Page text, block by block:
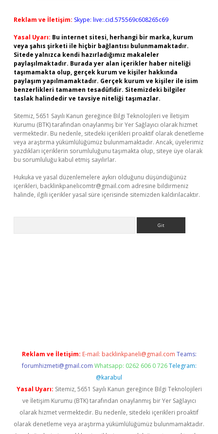
Reklam ve İletişim: Skype: live:.cid.575569c608265c69
Yasal Uyarı: Bu internet sitesi, herhangi bir marka, kurum
veya şahıs şirketi ile hiçbir bağlantısı bulunmamaktadır.
Sitede yalnızca kendi hazırladığımız makaleler
paylaşılmaktadır. Burada yer alan içerikler haber niteliği
taşımamakta olup, gerçek kurum ve kişiler hakkında
paylaşım yapılmamaktadır. Gerçek kurum ve kişiler ile isim
benzerlikleri tamamen tesadüfidir. Sitemizdeki bilgiler
taslak halindedir ve tavsiye niteliği taşımazlar.
Sitemiz, 5651 Sayılı Kanun gereğince Bilgi Teknolojileri ve İletişim
Kurumu (BTK) tarafından onaylanmış bir Yer Sağlayıcı olarak hizmet
vermektedir. Bu nedenle, sitedeki içerikleri proaktif olarak denetleme
veya araştırma yükümlülüğümüz bulunmamaktadır. Ancak, üyelerimiz
yazdıkları içeriklerin sorumluluğunu taşımakta olup, siteye üye olarak
bu sorumluluğu kabul etmiş sayılırlar.
Hukuka ve yasal düzenlemelere aykırı olduğunu düşündüğünüz
içerikleri, backlinkpanelicomtr@gmail.com adresine bildirmeniz
halinde, ilgili içerikler yasal süre içerisinde sitemizden kaldırılacaktır.
Reklam ve İletişim: E-mail: backlinkpaneli@gmail.com Teams:
forumhizmeti@gmail.com Whatsapp: 0262 606 0 726 Telegram:
@karabul
Yasal Uyarı: Sitemiz, 5651 Sayılı Kanun gereğince Bilgi Teknolojileri
ve İletişim Kurumu (BTK) tarafından onaylanmış bir Yer Sağlayıcı
olarak hizmet vermektedir. Bu nedenle, sitedeki içerikleri proaktif
olarak denetleme veya araştırma yükümlülüğümüz bulunmamaktadır.